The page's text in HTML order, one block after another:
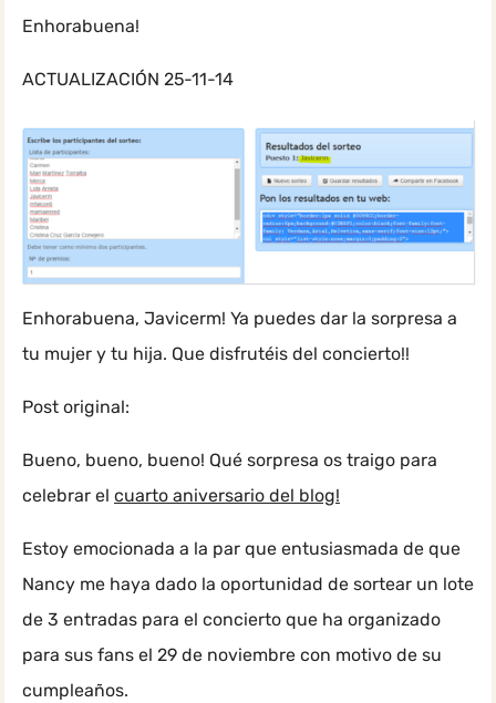
Enhorabuena!
ACTUALIZACIÓN 25-11-14
Enhorabuena, Javicerm! Ya puedes dar la sorpresa a
tu mujer y tu hija. Que disfrutéis del concierto!!
Post original:
Bueno, bueno, bueno! Qué sorpresa os traigo para
celebrar el cuarto aniversario del blog!
Estoy emocionada a la par que entusiasmada de que
Nancy me haya dado la oportunidad de sortear un lote
de 3 entradas para el concierto que ha organizado
para sus fans el 29 de noviembre con motivo de su
cumpleaños.